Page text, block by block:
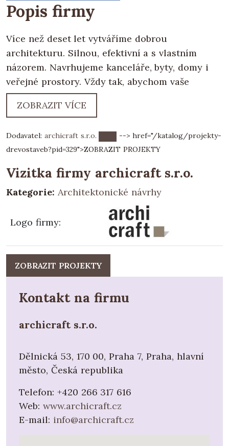
Popis firmy
Více než deset let vytváříme dobrou
architekturu. Silnou, efektivní a s vlastním
názorem. Navrhujeme kanceláře, byty, domy i
veřejné prostory. Vždy tak, abychom vaše
hodnoty přenesli do tvaru, prostoru a
materiálu. Naše stavby i interiéry dotahujeme
radost, vášeň a vybočení z průměru. Postoj,
který prostřednictvím architektury sdělujeme
světu.
ZOBRAZIT VÍCE
Dodavatel: archicraft s.r.o.
--> href="/katalog/projekty-
drevostaveb?pid=329">ZOBRAZIT PROJEKTY
Vizitka firmy archicraft s.r.o.
Kategorie: Architektonické návrhy
Logo firmy:
ZOBRAZIT PROJEKTY
Kontakt na firmu
archicraft s.r.o.
Dělnická 53, 170 00, Praha 7, Praha, hlavní
město, Česká republika
Telefon: +420 266 317 616
Web: www.archicraft.cz
E-mail: info@archicraft.cz